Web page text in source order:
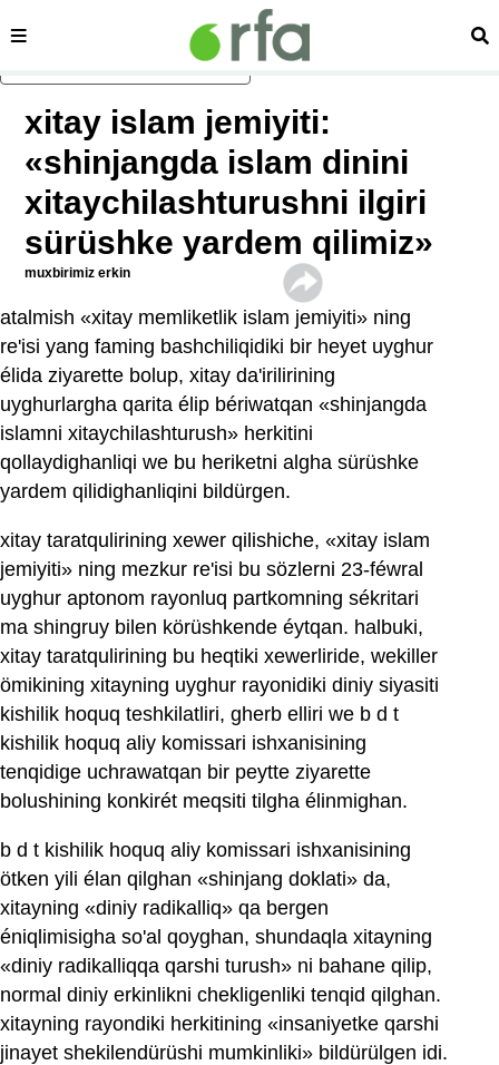
asasliq mezmungha atlang
sehipe
xitay islam jemiyiti:
«shinjangda islam dinini
xitaychilashturushni ilgiri
sürüshke yardem qilimiz»
muxbirimiz erkin
atalmish «xitay memliketlik islam jemiyiti» ning
re'isi yang faming bashchiliqidiki bir heyet uyghur
élida ziyarette bolup, xitay da'irilirining
uyghurlargha qarita élip bériwatqan «shinjangda
islamni xitaychilashturush» herkitini
qollaydighanliqi we bu heriketni algha sürüshke
yardem qilidighanliqini bildürgen.
xitay taratqulirining xewer qilishiche, «xitay islam
jemiyiti» ning mezkur re'isi bu sözlerni 23-féwral
uyghur aptonom rayonluq partkomning sékritari
ma shingruy bilen körüshkende éytqan. halbuki,
xitay taratqulirining bu heqtiki xewerliride, wekiller
ömikining xitayning uyghur rayonidiki diniy siyasiti
kishilik hoquq teshkilatliri, gherb elliri we b d t
kishilik hoquq aliy komissari ‍ishxanisining
tenqidige uchrawatqan bir peytte ziyarette
bolushining konkirét meqsiti tilgha élinmighan.
b d t kishilik hoquq aliy komissari ishxanisining
ötken yili élan qilghan «shinjang doklati» da,
xitayning «diniy radikalliq» qa bergen
éniqlimisigha so'al qoyghan, shundaqla xitayning
«diniy radikalliqqa qarshi turush» ni bahane qilip,
normal diniy erkinlikni chekligenliki tenqid qilghan.
xitayning rayondiki herkitining «insaniyetke qarshi
jinayet shekilendürüshi mumkinliki» bildürülgen idi.